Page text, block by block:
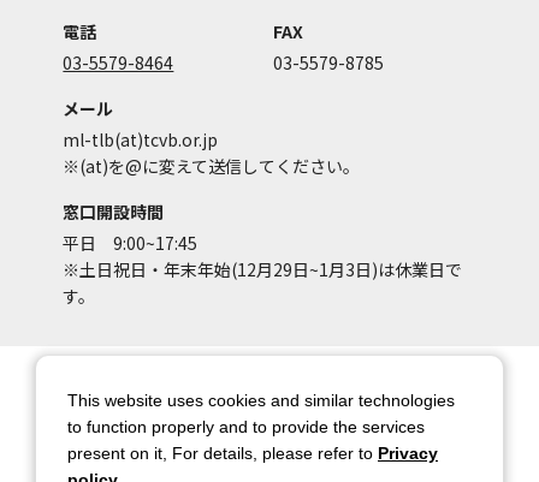
電話
03-5579-8464
FAX
03-5579-8785
メール
ml-tlb(at)tcvb.or.jp
※(at)を@に変えて送信してください。
窓口開設時間
平日 9:00~17:45
※土日祝日・年末年始(12月29日~1月3日)は休業日で
す。
アカウントポリシー
個人情報保護方針
著作権について
お問い合わせ
This website uses cookies and similar technologies
to function properly and to provide the services
present on it, For details, please refer to Privacy